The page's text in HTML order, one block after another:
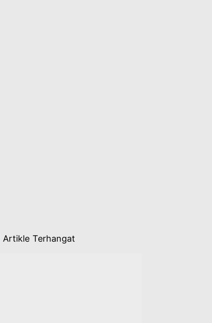
Artikle Terhangat